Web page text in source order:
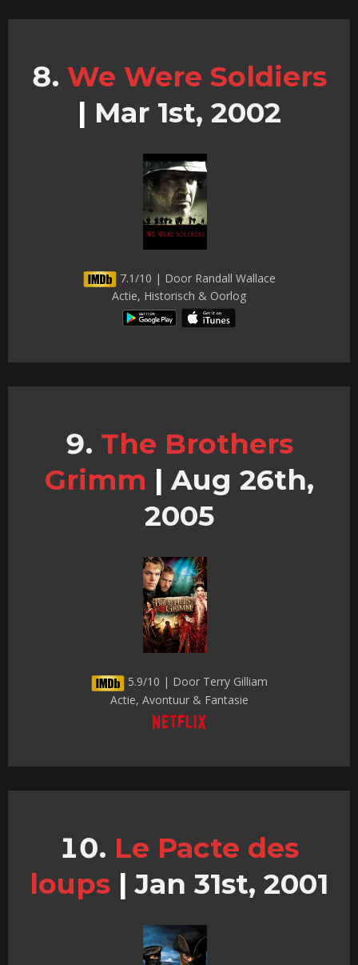
We Were Soldiers
| Mar 1st, 2002
7.1/10 | Door Randall Wallace
Actie, Historisch & Oorlog
The Brothers
Grimm | Aug 26th,
2005
5.9/10 | Door Terry Gilliam
Actie, Avontuur & Fantasie
Le Pacte des
loups | Jan 31st, 2001